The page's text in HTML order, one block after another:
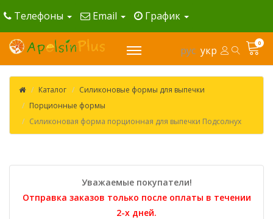
Телефоны Email График
рус укр
0
Каталог
Силиконовые формы для выпечки
Порционные формы
Силиконовая форма порционная для выпечки Подсолнух
Уважаемые покупатели!
Отправка заказов только после оплаты в течении
2-х дней.